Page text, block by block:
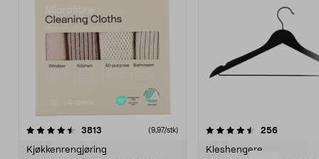
3813 anmeldelser(9,97/stk)
Kjøkkenrengjøring
4.5av 5 stjerner 256
Kleshengere
4.5av 5 stjerner